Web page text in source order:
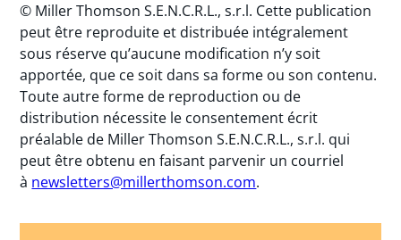
© Miller Thomson S.E.N.C.R.L., s.r.l. Cette publication
peut être reproduite et distribuée intégralement
sous réserve qu’aucune modification n’y soit
apportée, que ce soit dans sa forme ou son contenu.
Toute autre forme de reproduction ou de
distribution nécessite le consentement écrit
préalable de Miller Thomson S.E.N.C.R.L., s.r.l. qui
peut être obtenu en faisant parvenir un courriel
à newsletters@millerthomson.com.